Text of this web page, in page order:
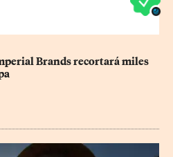
Brands recortará miles